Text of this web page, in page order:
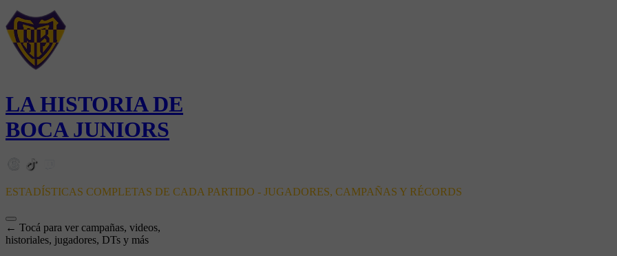
LA HISTORIA DE
BOCA JUNIORS
ESTADÍSTICAS COMPLETAS DE CADA PARTIDO - JUGADORES, CAMPAÑAS Y RÉCORDS
← Tocá para ver campañas, videos,
historiales, jugadores, DTs y más